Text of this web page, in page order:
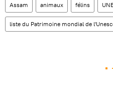
Assam animaux félins
liste du Patrimoine mondial de